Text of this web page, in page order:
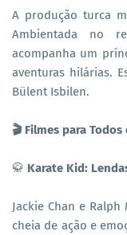
A produção turca
Ambientada no
acompanha um
aventuras hilárias.
Bülent Isbilen.
🎬 Filmes para
🥋 Karate Kid:
Jackie Chan e
cheia de ação e